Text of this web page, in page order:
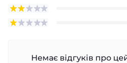
Немає відгуків про